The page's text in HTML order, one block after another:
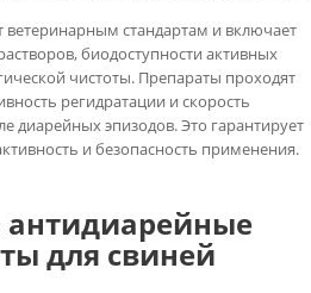
ветеринарным стандартам и включает
биодоступности активных
чистоты. Препараты проходят
регидратации и скорость
диарейных эпизодов. Это гарантирует
и безопасность применения.
антидиарейные
для свиней